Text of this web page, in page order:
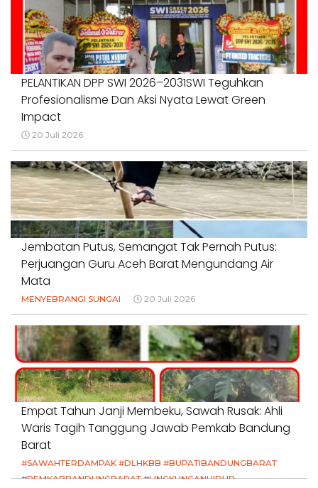
PELANTIKAN DPP SWI 2026–2031SWI Teguhkan
Profesionalisme Dan Aksi Nyata Lewat Green
Impact
20 Juli 2026
Jembatan Putus, Semangat Tak Pernah Putus:
Perjuangan Guru Aceh Barat Mengundang Air
Mata
MENYEBRANGI SUNGAI 20 Juli 2026
Empat Tahun Janji Membeku, Sawah Rusak: Ahli
Waris Tagih Tanggung Jawab Pemkab Bandung
Barat
#SAWAHTERDAMPAK #DLHKBB #BUPATIBANDUNGBARAT
#PEMKABBANDUNGBARAT #LINGKUNGANHIDUP